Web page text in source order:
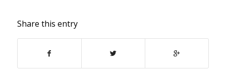
Share this entry